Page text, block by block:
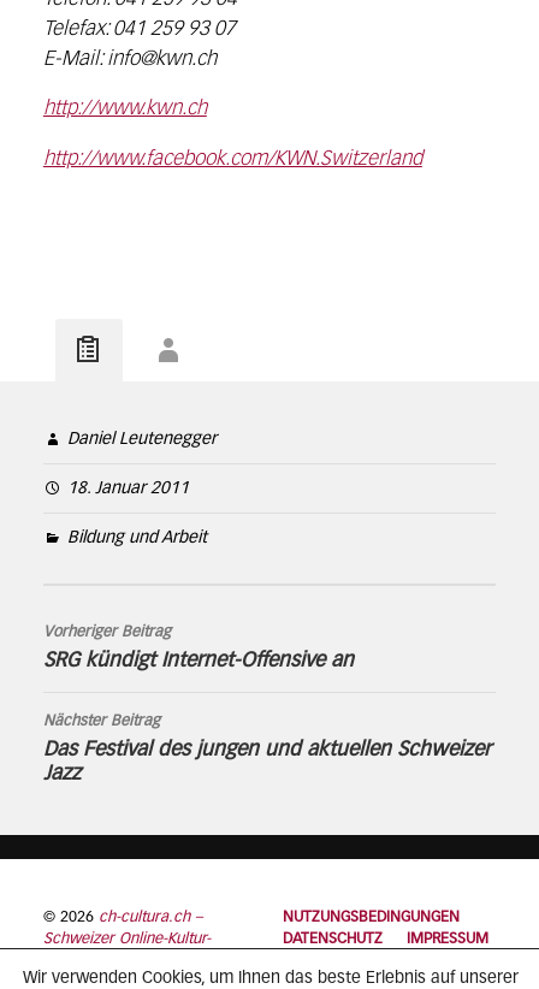
Telefax: 041 259 93 07
E-Mail: info@kwn.ch
http://www.kwn.ch
http://www.facebook.com/KWN.Switzerland
Daniel Leutenegger
18. Januar 2011
Bildung und Arbeit
Vorheriger Beitrag
SRG kündigt Internet-Offensive an
Nächster Beitrag
Das Festival des jungen und aktuellen Schweizer
Jazz
© 2026 ch-cultura.ch –
Schweizer Online-Kultur-
NUTZUNGSBEDINGUNGEN
DATENSCHUTZ
IMPRESSUM
Wir verwenden Cookies, um Ihnen das beste Erlebnis auf unserer